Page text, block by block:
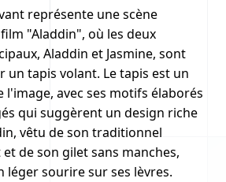
représente une scène
"Aladdin", où les deux
Aladdin et Jasmine, sont
un tapis volant. Le tapis est un
l'image, avec ses motifs élaborés
qui suggèrent un design riche
vêtu de son traditionnel
de son gilet sans manches,
léger sourire sur ses lèvres.